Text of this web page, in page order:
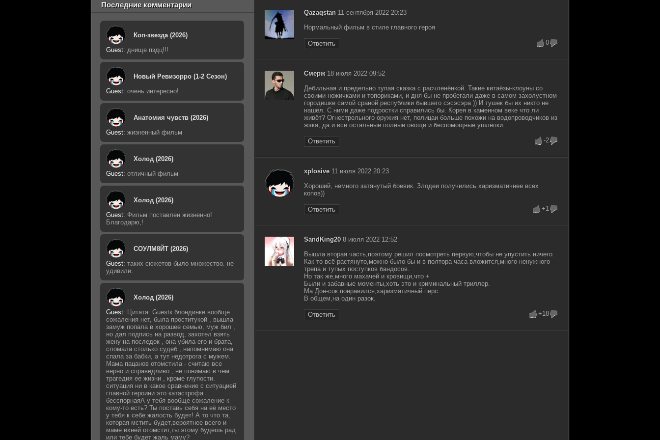
Криминальный город: Разборки в Пусане /
Beomjoe dosi 3 / The Roundup No Way Out (2023)
BDRip от MegaPeer | D
Qazaqstan 11 сентября 2022 20:23
Нормальный фильм в стиле главного героя
Ответить 0
Смерж18 июля 2022 09:52
Дебильная и предельно тупая сказка с расчленёнкой. Такие китаёзы-клоуны со
своими ножичками и топориками, и дня бы не пробегали даже в самом захолустном
городишке самой сраной республики бывшего сэсэсэра )) И тушек бы их никто не
нашёл. С ними даже подростки справились бы. Корея в каменном веке что ли
живёт? Огнестрельного оружия нет, полицаи больше похожи на водопроводчиков из
жэка, да и все остальные полные овощи и беспомощные ушлёпки.
Ответить -2
xplosive11 июля 2022 20:23
Хороший, немного затянутый боевик. Злодеи получились харизматичнее всех
копов))
Ответить +1
SandKing208 июля 2022 12:52
Вышла вторая часть,поэтому решил посмотреть первую,чтобы не упустить ничего.
Как то всё растянуто,можно было бы и в полтора часа вложится,много ненужного
трепа и тупых поступков бандосов.
Но так же,много махачей и кровищи,что +
Были и забавные моменты,хоть это и криминальный триллер.
Ма Дон-сок понравился,харизматичный перс.
В общем,на один разок.
Ответить +18
Последние комментарии
Коп-звезда (2026)
Guest: днище пздц!!!
Новый Ревизорро (1-2 Сезон)
Guest: очень интересно!
Анатомия чувств (2026)
Guest: жизненный фильм
Холод (2026)
Guest: отличный фильм
Холод (2026)
Guest: Фильм поставлен жизненно!
Благодарю,!
СОУЛМ8ЙТ (2026)
Guest: таких сюжетов было множество. не
удивили.
Холод (2026)
Guest: Цитата: Guestк блондинке вообще
сожаления нет, была проститукой , вышла
замуж попала в хорошее семью, муж бил ,
но дал подпись на развод, захотел взять
жену на последок , она убила его и брата,
сломала столько судеб , напомнимаю она
спала за бабки, а тут недотрога с мужем.
Мама пацанов отомстила - считаю все
верно и справедливо , не понимаю в чем
трагедия ее жизни , кроме глупости.
ситуация ни в какое сравнение с ситуацией
главной героини это катастрофа
бесспорнаяА у тебя вообще сожаление к
кому-то есть? Ты поставь себя на её место
у тебя к себе жалость будет! А то что та,
которая мстить будет,вероятнее всего и
маме ихней отомстит,ты этому будешь рад
или тебе будет жаль маму?